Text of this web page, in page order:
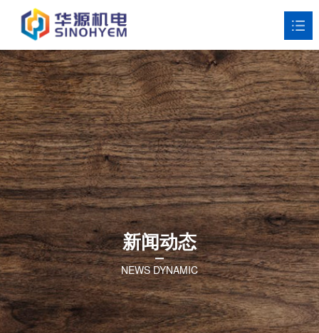
网站首页
关于华源
产品中心
解决方案
行业应用
新闻资讯
联系我们
ENGLISH
新闻动态
NEWS DYNAMIC